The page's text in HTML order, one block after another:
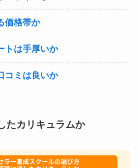
価格帯か
トは手厚いか
コミは良いか
たカリキュラムか